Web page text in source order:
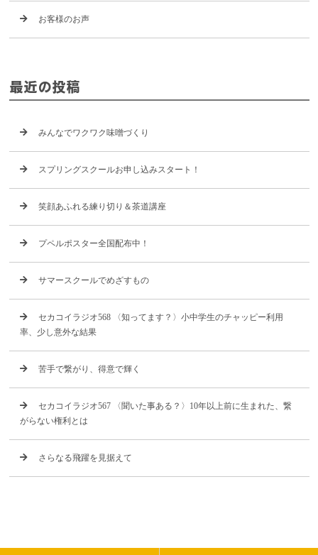
お客様のお声
最近の投稿
みんなでワクワク味噌づくり
スプリングスクールお申し込みスタート！
笑顔あふれる練り切り＆茶道講座
プペルポスター全国配布中！
サマースクールでめざすもの
セカコイラジオ568 〈知ってます？〉小中学生のチャッピー利用
率、少し意外な結果
苦手で繋がり、得意で輝く
セカコイラジオ567 〈聞いた事ある？〉10年以上前に生まれた、繋
がらない権利とは
さらなる飛躍を見据えて